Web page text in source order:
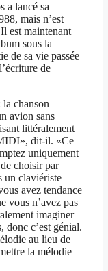
a lancé sa
mais n’est
est maintenant
sous la
de sa vie passée
de
chanson
avion sans
littéralement
dit-il. «Ce
uniquement
choisir par
un claviériste
avez tendance
vous n’avez pas
imaginer
donc c’est génial.
au lieu de
la mélodie